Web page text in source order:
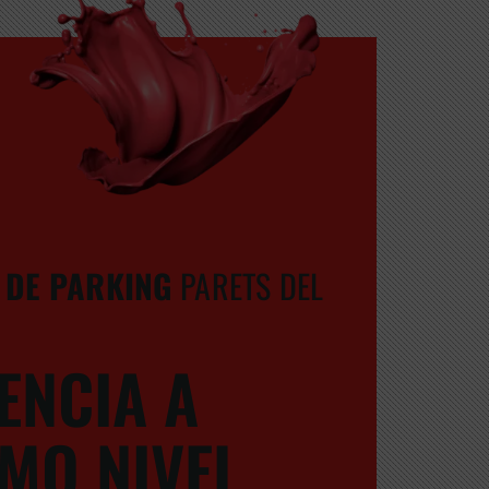
PARKING PARETS DEL
A
NIVEL